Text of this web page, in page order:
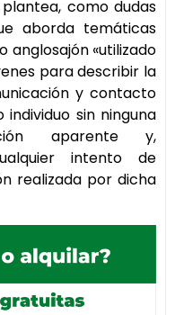
plantea, como dudas
aborda temáticas
anglosajón «utilizado
para describir la
y contacto
sin ninguna
aparente y,
intento de
realizada por dicha